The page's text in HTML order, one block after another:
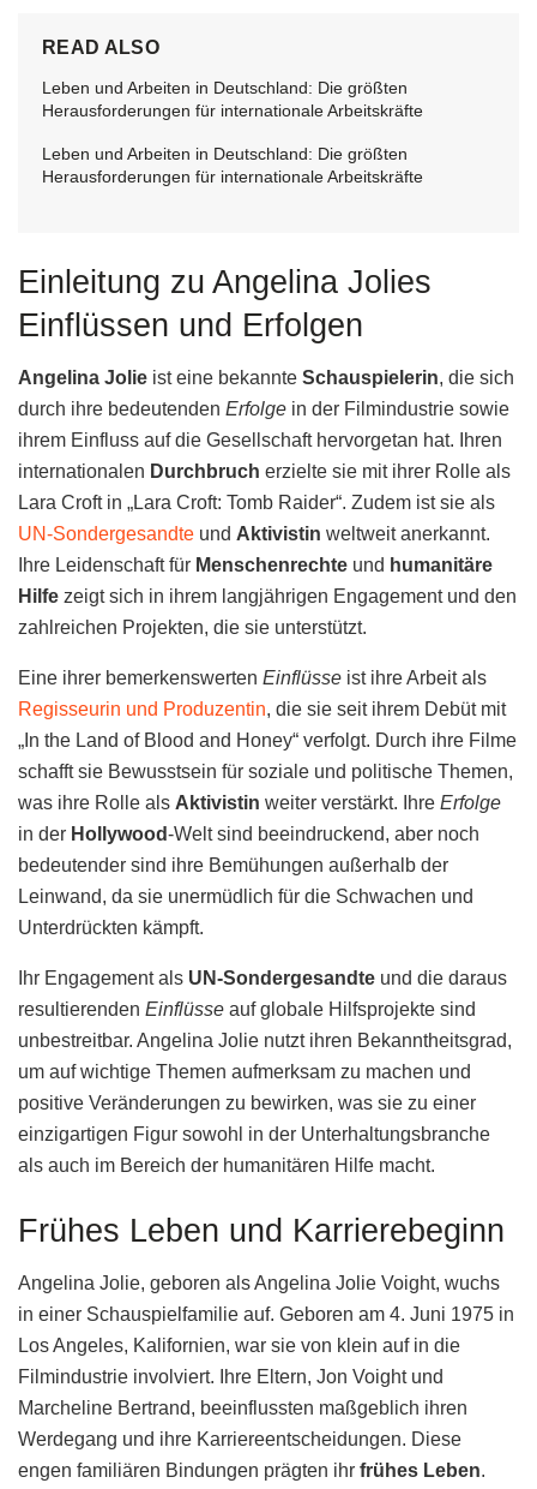
READ ALSO
Leben und Arbeiten in Deutschland: Die größten
Herausforderungen für internationale Arbeitskräfte
Leben und Arbeiten in Deutschland: Die größten
Herausforderungen für internationale Arbeitskräfte
Einleitung zu Angelina Jolies
Einflüssen und Erfolgen
Angelina Jolie ist eine bekannte Schauspielerin, die sich
durch ihre bedeutenden Erfolge in der Filmindustrie sowie
ihrem Einfluss auf die Gesellschaft hervorgetan hat. Ihren
internationalen Durchbruch erzielte sie mit ihrer Rolle als
Lara Croft in „Lara Croft: Tomb Raider“. Zudem ist sie als
UN-Sondergesandte und Aktivistin weltweit anerkannt.
Ihre Leidenschaft für Menschenrechte und humanitäre
Hilfe zeigt sich in ihrem langjährigen Engagement und den
zahlreichen Projekten, die sie unterstützt.
Eine ihrer bemerkenswerten Einflüsse ist ihre Arbeit als
Regisseurin und Produzentin, die sie seit ihrem Debüt mit
„In the Land of Blood and Honey“ verfolgt. Durch ihre Filme
schafft sie Bewusstsein für soziale und politische Themen,
was ihre Rolle als Aktivistin weiter verstärkt. Ihre Erfolge
in der Hollywood-Welt sind beeindruckend, aber noch
bedeutender sind ihre Bemühungen außerhalb der
Leinwand, da sie unermüdlich für die Schwachen und
Unterdrückten kämpft.
Ihr Engagement als UN-Sondergesandte und die daraus
resultierenden Einflüsse auf globale Hilfsprojekte sind
unbestreitbar. Angelina Jolie nutzt ihren Bekanntheitsgrad,
um auf wichtige Themen aufmerksam zu machen und
positive Veränderungen zu bewirken, was sie zu einer
einzigartigen Figur sowohl in der Unterhaltungsbranche
als auch im Bereich der humanitären Hilfe macht.
Frühes Leben und Karrierebeginn
Angelina Jolie, geboren als Angelina Jolie Voight, wuchs
in einer Schauspielfamilie auf. Geboren am 4. Juni 1975 in
Los Angeles, Kalifornien, war sie von klein auf in die
Filmindustrie involviert. Ihre Eltern, Jon Voight und
Marcheline Bertrand, beeinflussten maßgeblich ihren
Werdegang und ihre Karriereentscheidungen. Diese
engen familiären Bindungen prägten ihr frühes Leben.